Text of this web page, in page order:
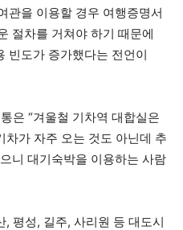
관을 이용할 경우 여행증명서
절차를 거쳐야 하기 때문에
빈도가 증가했다는 전언이
은 “겨울철 기차역 대합실은
차가 자주 오는 것도 아닌데 추
니 대기숙박을 이용하는 사람
평성, 길주, 사리원 등 대도시